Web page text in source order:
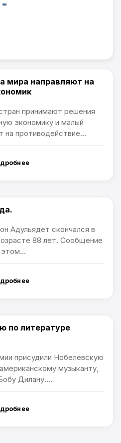
мира направляют на
принимают решения
экономику и малый
на противодействие...
Адульядет скончался в
88 лет. Сообщение
по литературе
присудили Нобелевскую
музыканту,
Дилану....